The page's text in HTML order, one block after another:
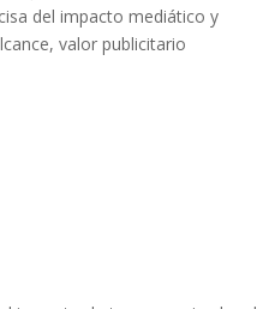
del impacto mediático y
valor publicitario